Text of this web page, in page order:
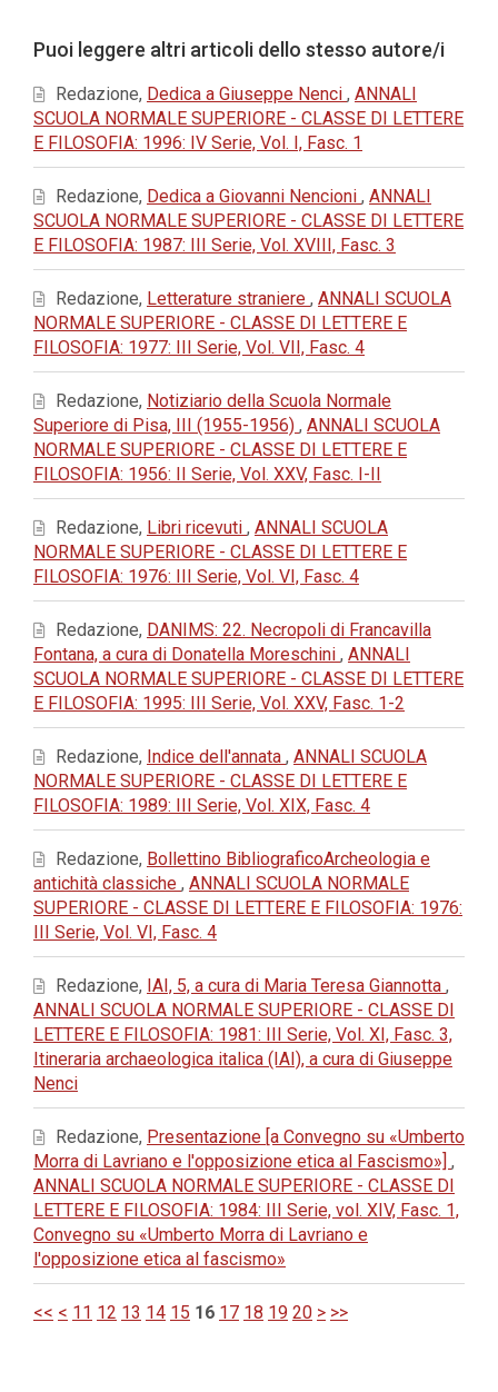
dell'articolo
Puoi leggere altri articoli dello stesso autore/i
Redazione, Dedica a Giuseppe Nenci , ANNALI
SCUOLA NORMALE SUPERIORE - CLASSE DI LETTERE
E FILOSOFIA: 1996: IV Serie, Vol. I, Fasc. 1
Redazione, Dedica a Giovanni Nencioni , ANNALI
SCUOLA NORMALE SUPERIORE - CLASSE DI LETTERE
E FILOSOFIA: 1987: III Serie, Vol. XVIII, Fasc. 3
Redazione, Letterature straniere , ANNALI SCUOLA
NORMALE SUPERIORE - CLASSE DI LETTERE E
FILOSOFIA: 1977: III Serie, Vol. VII, Fasc. 4
Redazione, Notiziario della Scuola Normale
Superiore di Pisa, III (1955-1956) , ANNALI SCUOLA
NORMALE SUPERIORE - CLASSE DI LETTERE E
FILOSOFIA: 1956: II Serie, Vol. XXV, Fasc. I-II
Redazione, Libri ricevuti , ANNALI SCUOLA
NORMALE SUPERIORE - CLASSE DI LETTERE E
FILOSOFIA: 1976: III Serie, Vol. VI, Fasc. 4
Redazione, DANIMS: 22. Necropoli di Francavilla
Fontana, a cura di Donatella Moreschini , ANNALI
SCUOLA NORMALE SUPERIORE - CLASSE DI LETTERE
E FILOSOFIA: 1995: III Serie, Vol. XXV, Fasc. 1-2
Redazione, Indice dell'annata , ANNALI SCUOLA
NORMALE SUPERIORE - CLASSE DI LETTERE E
FILOSOFIA: 1989: III Serie, Vol. XIX, Fasc. 4
Redazione, Bollettino BibliograficoArcheologia e
antichità classiche , ANNALI SCUOLA NORMALE
SUPERIORE - CLASSE DI LETTERE E FILOSOFIA: 1976:
III Serie, Vol. VI, Fasc. 4
Redazione, IAI, 5, a cura di Maria Teresa Giannotta ,
ANNALI SCUOLA NORMALE SUPERIORE - CLASSE DI
LETTERE E FILOSOFIA: 1981: III Serie, Vol. XI, Fasc. 3,
Itineraria archaeologica italica (IAI), a cura di Giuseppe
Nenci
Redazione, Presentazione [a Convegno su «Umberto
Morra di Lavriano e l'opposizione etica al Fascismo»] ,
ANNALI SCUOLA NORMALE SUPERIORE - CLASSE DI
LETTERE E FILOSOFIA: 1984: III Serie, vol. XIV, Fasc. 1,
Convegno su «Umberto Morra di Lavriano e
l'opposizione etica al fascismo»
<< < 11 12 13 14 15 16 17 18 19 20 > >>